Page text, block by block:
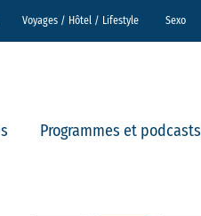
Voyages / Hôtel / Lifestyle Sexo
Programmes et podcasts